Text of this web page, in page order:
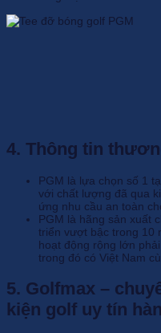
4. Thông tin
PGM là lựa chọn số 1
với chất lượng đã qua
ứng nhu cầu an toàn
PGM là hãng sản xuất
triển vượt bậc trong 10
hoạt động rộng lớn
trong đó có Việt Nam
5. Golfmax –
kiện golf uy tín